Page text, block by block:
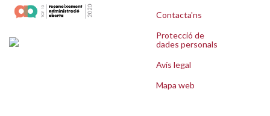
Contacta'ns
Protecció de
dades personals
Avís legal
Mapa web